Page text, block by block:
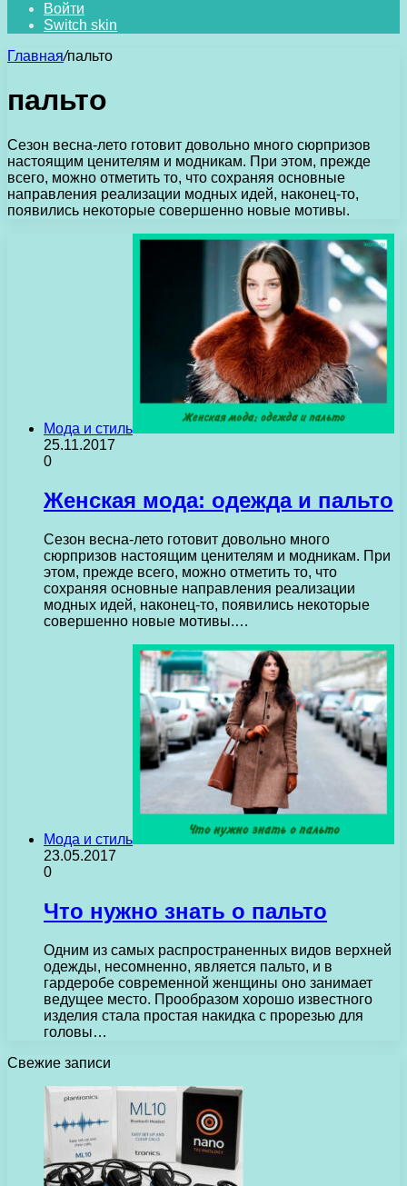
Войти
Switch skin
Главная/пальто
пальто
Сезон весна-лето готовит довольно много сюрпризов
настоящим ценителям и модникам. При этом, прежде
всего, можно отметить то, что сохраняя основные
направления реализации модных идей, наконец-то,
появились некоторые совершенно новые мотивы.
Мода и стиль
25.11.2017
0
Женская мода: одежда и пальто
Сезон весна-лето готовит довольно много
сюрпризов настоящим ценителям и модникам. При
этом, прежде всего, можно отметить то, что
сохраняя основные направления реализации
модных идей, наконец-то, появились некоторые
совершенно новые мотивы.…
Мода и стиль
23.05.2017
0
Что нужно знать о пальто
Одним из самых распространенных видов верхней
одежды, несомненно, является пальто, и в
гардеробе современной женщины оно занимает
ведущее место. Прообразом хорошо известного
изделия стала простая накидка с прорезью для
головы…
Свежие записи